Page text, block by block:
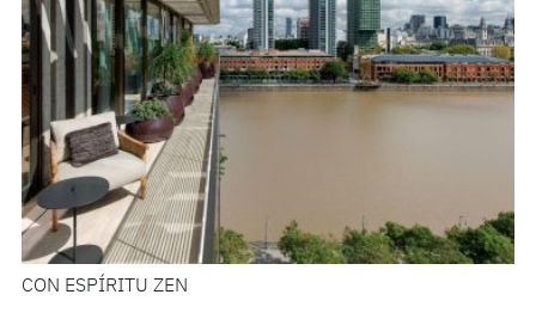
CON ESPÍRITU ZEN